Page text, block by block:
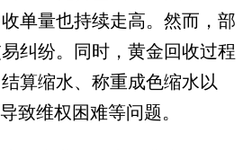
单量也持续走高。然而，部
纠纷。同时，黄金回收过程
算缩水、称重成色缩水以
致维权困难等问题。